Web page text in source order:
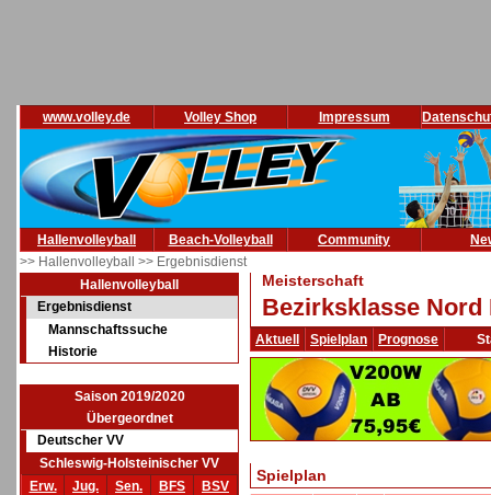
www.volley.de Volley Shop Impressum
Hallenvolleyball Beach-Volleyball Community
>> Hallenvolleyball >> Ergebnisdienst
Hallenvolleyball
Ergebnisdienst
Mannschaftssuche
Historie
Saison 2019/2020
Übergeordnet
Deutscher VV
Schleswig-Holsteinischer VV
Erw.
Jug. Sen. BFS
BSV
Meisterschaft
Bezirksklasse Nord
Aktuell Spielplan Prognose
Spielplan